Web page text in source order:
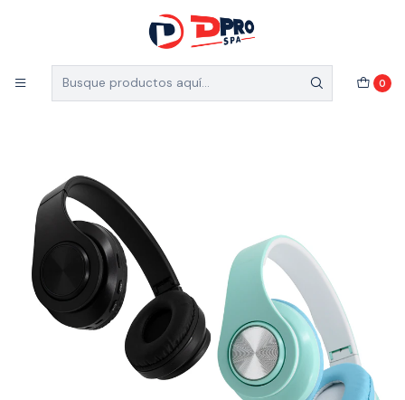
0
5% de descuento en el total de tu compra (Válido
para nuevos clientes)
Catálogo AUDIFONOS CINTILLO BLUETOOTH NEGRO